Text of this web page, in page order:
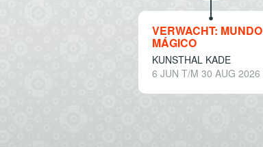
VERWACHT: MUNDO
MÁGICO
KUNSTHAL KADE
6 JUN T/M 30 AUG 2026